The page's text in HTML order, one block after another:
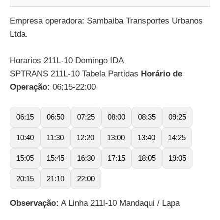
Empresa operadora: Sambaiba Transportes Urbanos
Ltda.
Horarios 211L-10 Domingo IDA
SPTRANS 211L-10 Tabela Partidas Horário de
Operação: 06:15-22:00
06:15 06:50 07:25 08:00 08:35 09:25
10:40 11:30 12:20 13:00 13:40 14:25
15:05 15:45 16:30 17:15 18:05 19:05
20:15 21:10 22:00
Observação: A Linha 211l-10 Mandaqui / Lapa